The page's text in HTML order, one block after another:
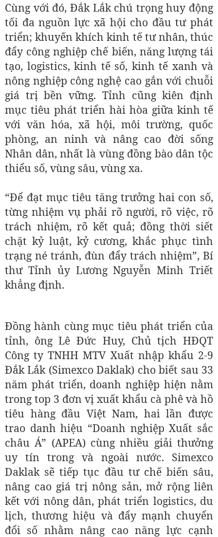
Cùng với đó, Đắk Lắk chú trọng huy động
tối đa nguồn lực xã hội cho đầu tư phát
triển; khuyến khích kinh tế tư nhân, thúc
đẩy công nghiệp chế biến, năng lượng tái
tạo, logistics, kinh tế số, kinh tế xanh và
nông nghiệp công nghệ cao gắn với chuỗi
giá trị bền vững. Tỉnh cũng kiên định
mục tiêu phát triển hài hòa giữa kinh tế
với văn hóa, xã hội, môi trường, quốc
phòng, an ninh và nâng cao đời sống
Nhân dân, nhất là vùng đồng bào dân tộc
thiểu số, vùng sâu, vùng xa.
“Để đạt mục tiêu tăng trưởng hai con số,
từng nhiệm vụ phải rõ người, rõ việc, rõ
trách nhiệm, rõ kết quả; đồng thời siết
chặt kỷ luật, kỷ cương, khắc phục tình
trạng né tránh, đùn đẩy trách nhiệm”, Bí
thư Tỉnh ủy Lương Nguyễn Minh Triết
khẳng định.
Đồng hành cùng mục tiêu phát triển của
tỉnh, ông Lê Đức Huy, Chủ tịch HĐQT
Công ty TNHH MTV Xuất nhập khẩu 2-9
Đắk Lắk (Simexco Daklak) cho biết sau 33
năm phát triển, doanh nghiệp hiện nằm
trong top 3 đơn vị xuất khẩu cà phê và hồ
tiêu hàng đầu Việt Nam, hai lần được
trao danh hiệu “Doanh nghiệp Xuất sắc
châu Á” (APEA) cùng nhiều giải thưởng
uy tín trong và ngoài nước. Simexco
Daklak sẽ tiếp tục đầu tư chế biến sâu,
nâng cao giá trị nông sản, mở rộng liên
kết với nông dân, phát triển logistics, du
lịch, thương hiệu và đẩy mạnh chuyển
đổi số nhằm nâng cao năng lực cạnh